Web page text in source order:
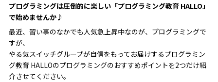
プログラミングは圧倒的に楽しい「プログラミング教育 HALLO」
で始めませんか♪
最近、習い事のなかでも人気急上昇中なのが、プログラミングで
すが、
やる気スイッチグループが自信をもってお届けするプログラミン
グ教育 HALLOのプログラミングのおすすめポイントを2つだけ紹
介させてください。